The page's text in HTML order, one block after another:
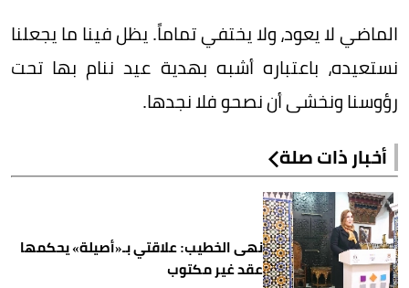
الماضي لا يعود، ولا يختفي تماماً. يظل فينا ما يجعلنا
نستعيده، باعتباره أشبه بهدية عيد ننام بها تحت
رؤوسنا ونخشى أن نصحو فلا نجدها.
أخبار ذات صلة
نهى الخطيب: علاقتي بـ«أصيلة» يحكمها
عقد غير مكتوب